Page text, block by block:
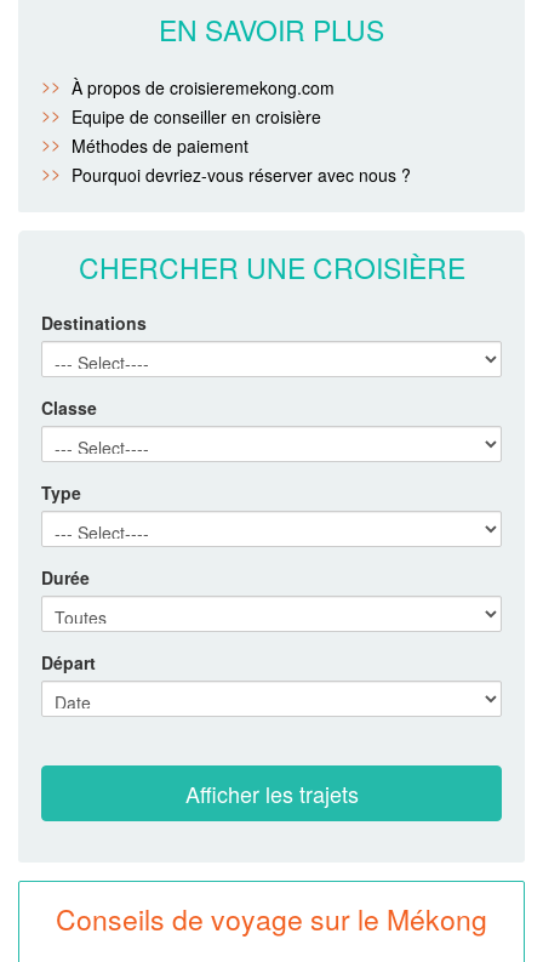
EN SAVOIR PLUS
À propos de croisieremekong.com
Equipe de conseiller en croisière
Méthodes de paiement
Pourquoi devriez-vous réserver avec nous ?
CHERCHER UNE CROISIÈRE
Destinations
Classe
Type
Durée
Départ
Conseils de voyage sur le Mékong